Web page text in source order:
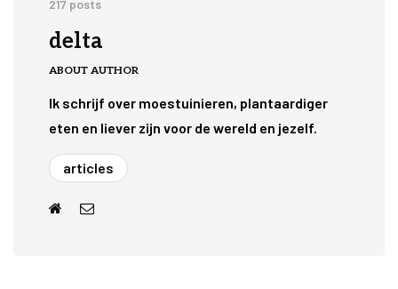
217 posts
delta
ABOUT AUTHOR
Ik schrijf over moestuinieren, plantaardiger
eten en liever zijn voor de wereld en jezelf.
articles